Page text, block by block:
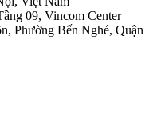
09, Vincom Center
Phường Bến Nghé, Quận